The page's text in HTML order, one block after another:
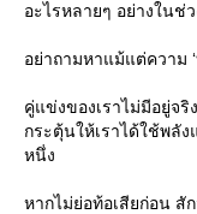
อะไรหลายๆ อย่างในช่
อย่าถามหาแม้แต่ความ
คู่แข่งของเราไม่มีอยู่จ
กระตุ้นให้เราได้ใช้พลั
หนึ่ง
หากไม่ย่อท้อเสียก่อน สั